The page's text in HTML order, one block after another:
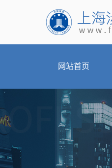
网站首页